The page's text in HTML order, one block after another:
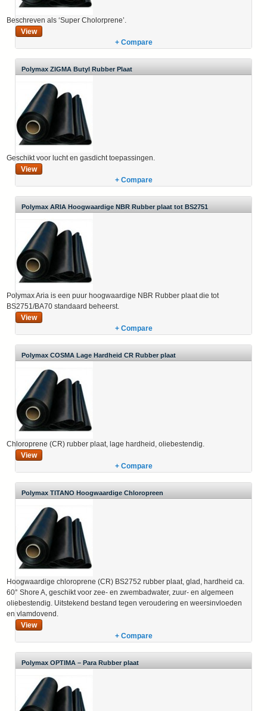
Beschreven als ‘Super Cholorprene’.
View
+ Compare
Polymax ZIGMA Butyl Rubber Plaat
Geschikt voor lucht en gasdicht toepassingen.
View
+ Compare
Polymax ARIA Hoogwaardige NBR Rubber plaat tot BS2751
Polymax Aria is een puur hoogwaardige NBR Rubber plaat die tot
BS2751/BA70 standaard beheerst.
View
+ Compare
Polymax COSMA Lage Hardheid CR Rubber plaat
Chloroprene (CR) rubber plaat, lage hardheid, oliebestendig.
View
+ Compare
Polymax TITANO Hoogwaardige Chloropreen
Hoogwaardige chloroprene (CR) BS2752 rubber plaat, glad, hardheid ca.
60° Shore A, geschikt voor zee- en zwembadwater, zuur- en algemeen
oliebestendig. Uitstekend bestand tegen veroudering en weersinvloeden
en vlamdovend.
View
+ Compare
Polymax OPTIMA – Para Rubber plaat